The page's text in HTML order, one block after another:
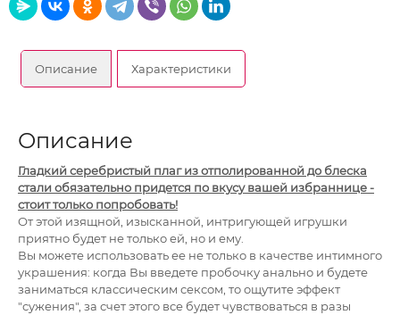
Описание Характеристики
Описание
Гладкий серебристый плаг из отполированной до блеска
стали обязательно придется по вкусу вашей избраннице -
стоит только попробовать!
От этой изящной, изысканной, интригующей игрушки
приятно будет не только ей, но и ему.
Вы можете использовать ее не только в качестве интимного
украшения: когда Вы введете пробочку анально и будете
заниматься классическим сексом, то ощутите эффект
"сужения", за счет этого все будет чувствоваться в разы